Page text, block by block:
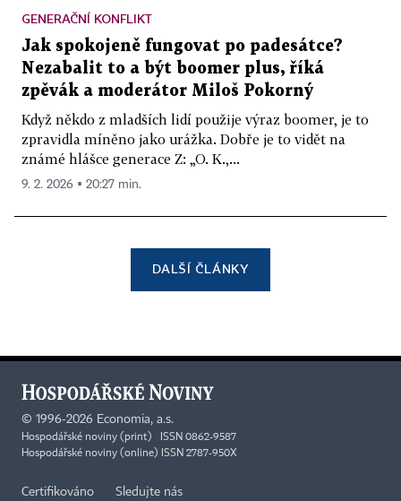
GENERAČNÍ KONFLIKT
Jak spokojeně fungovat po padesátce?
Nezabalit to a být boomer plus, říká
zpěvák a moderátor Miloš Pokorný
Když někdo z mladších lidí použije výraz boomer, je to
zpravidla míněno jako urážka. Dobře je to vidět na
známé hlášce generace Z: „O. K.,...
9. 2. 2026 ▪ 20:27 min.
DALŠÍ ČLÁNKY
© 1996-2026 Economia, a.s.
Hospodářské noviny (print) ISSN 0862-9587
Hospodářské noviny (online) ISSN 2787-950X
Certifikováno Sledujte nás